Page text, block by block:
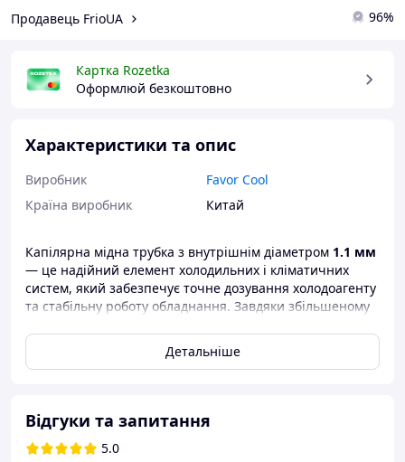
Продавець FrioUA 96%
Картка Rozetka
Оформлюй безкоштовно
Характеристики та опис
Виробник
Favor Cool
Країна виробник
Китай
Капілярна мідна трубка з внутрішнім діаметром 1.1 мм
— це надійний елемент холодильних і кліматичних
систем, який забезпечує точне дозування холодоагенту
та стабільну роботу обладнання. Завдяки збільшеному
потрібен інтенсивніший або стабільніший потік
вібрації та повною корозійною стійкістю. Бухта
завдовжки 30 метрів
Детальніше
Відгуки та запитання
5.0